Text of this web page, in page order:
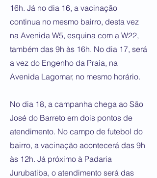
16h. Já no dia 16, a vacinação
continua no mesmo bairro, desta vez
na Avenida W5, esquina com a W22,
também das 9h às 16h. No dia 17, será
a vez do Engenho da Praia, na
Avenida Lagomar, no mesmo horário.
No dia 18, a campanha chega ao São
José do Barreto em dois pontos de
atendimento. No campo de futebol do
bairro, a vacinação acontecerá das 9h
às 12h. Já próximo à Padaria
Jurubatiba, o atendimento será das